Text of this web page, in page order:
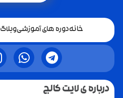
خانهدوره های آموزشیوبلاگ
درباره ی لایت کالج